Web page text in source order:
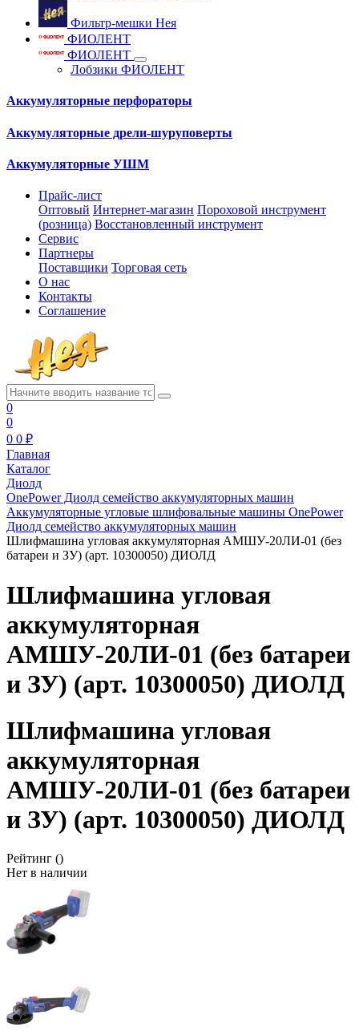
Фильтр-мешки Нея
ФИОЛЕНТ
ФИОЛЕНТ
Лобзики ФИОЛЕНТ
Аккумуляторные перфораторы
Аккумуляторные дрели-шуруповерты
Аккумуляторные УШМ
Прайс-лист
Оптовый Интернет-магазин Пороховой инструмент
(розница) Восстановленный инструмент
Сервис
Партнеры
Поставщики Торговая сеть
О нас
Контакты
Соглашение
0
0
0 0 ₽
Главная
Каталог
Диолд
OnePower Диолд семейство аккумуляторных машин
Аккумуляторные угловые шлифовальные машины OnePower
Диолд семейство аккумуляторных машин
Шлифмашина угловая аккумуляторная АМШУ-20ЛИ-01 (без
батареи и ЗУ) (арт. 10300050) ДИОЛД
Шлифмашина угловая
аккумуляторная
АМШУ-20ЛИ-01 (без батареи
и ЗУ) (арт. 10300050) ДИОЛД
Шлифмашина угловая
аккумуляторная
АМШУ-20ЛИ-01 (без батареи
и ЗУ) (арт. 10300050) ДИОЛД
Рейтинг ()
Нет в наличии